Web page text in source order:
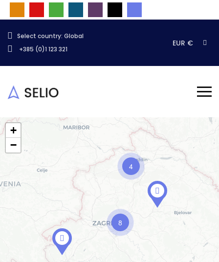
Select country: Global
+385 (0)1 123 321
EUR €
8
4
+
−